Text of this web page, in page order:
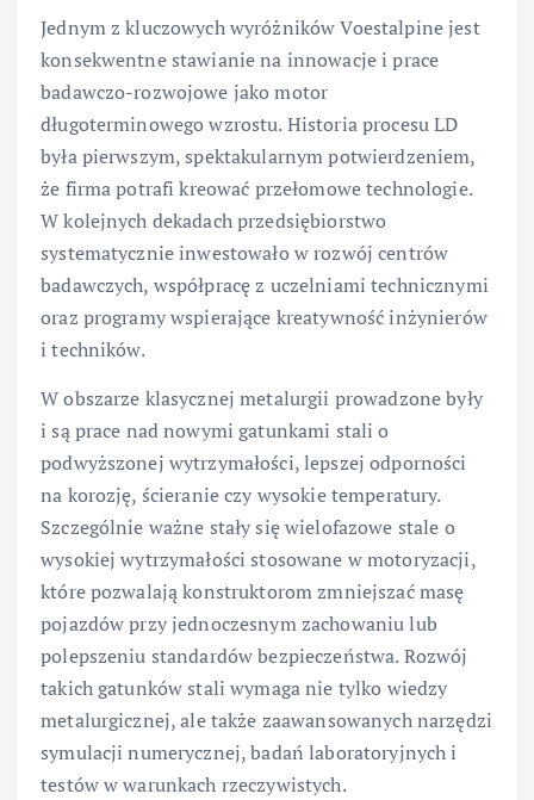
Jednym z kluczowych wyróżników Voestalpine jest
konsekwentne stawianie na innowacje i prace
badawczo-rozwojowe jako motor
długoterminowego wzrostu. Historia procesu LD
była pierwszym, spektakularnym potwierdzeniem,
że firma potrafi kreować przełomowe technologie.
W kolejnych dekadach przedsiębiorstwo
systematycznie inwestowało w rozwój centrów
badawczych, współpracę z uczelniami technicznymi
oraz programy wspierające kreatywność inżynierów
i techników.
W obszarze klasycznej metalurgii prowadzone były
i są prace nad nowymi gatunkami stali o
podwyższonej wytrzymałości, lepszej odporności
na korozję, ścieranie czy wysokie temperatury.
Szczególnie ważne stały się wielofazowe stale o
wysokiej wytrzymałości stosowane w motoryzacji,
które pozwalają konstruktorom zmniejszać masę
pojazdów przy jednoczesnym zachowaniu lub
polepszeniu standardów bezpieczeństwa. Rozwój
takich gatunków stali wymaga nie tylko wiedzy
metalurgicznej, ale także zaawansowanych narzędzi
symulacji numerycznej, badań laboratoryjnych i
testów w warunkach rzeczywistych.